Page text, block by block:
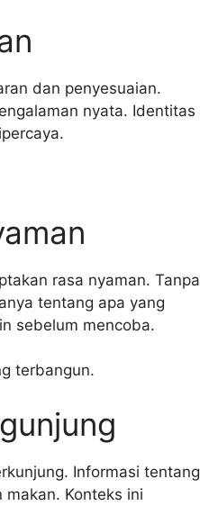
dan penyesuaian.
nyata. Identitas
rasa nyaman. Tanpa
tentang apa yang
sebelum mencoba.
terbangun.
Informasi tentang
Konteks ini